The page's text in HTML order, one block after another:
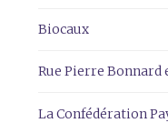
Biocaux
Rue Pierre Bonnard
La Confédération